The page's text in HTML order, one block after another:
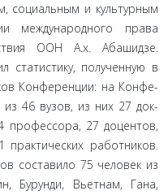
социальным и культур­ным
международного пра­ва
ООН А.х. Абашидзе.
статистику, полученную в
Конференции: на Конфе­
46 вузов, из них 27 док­
профессора, 27 доцентов,
работников.
составило 75 человек из
Бурунди, Вьетнам, Гана,